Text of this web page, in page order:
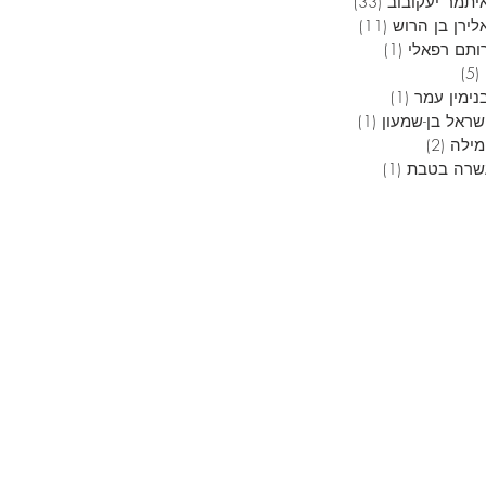
בן הרוש (11)
רפאלי (1)
(5)
עמר (1)
בן-שמעון (1)
(2)
בטבת (1)